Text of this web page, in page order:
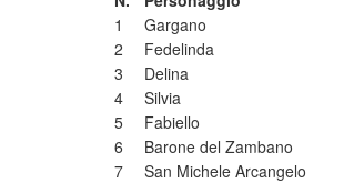
1
Gargano
2
Fedelinda
3
Delina
4
Silvia
5
Fabiello
6
Barone del Zambano
7
San Michele Arcangelo